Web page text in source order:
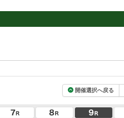
開催選択へ戻る